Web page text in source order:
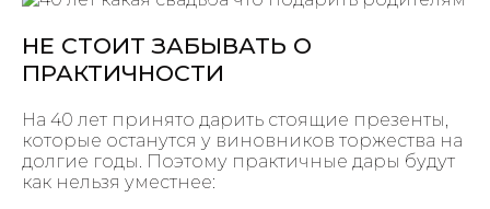
НЕ СТОИТ ЗАБЫВАТЬ О
ПРАКТИЧНОСТИ
На 40 лет принято дарить стоящие презенты,
которые останутся у виновников торжества на
долгие годы. Поэтому практичные дары будут
как нельзя уместнее: